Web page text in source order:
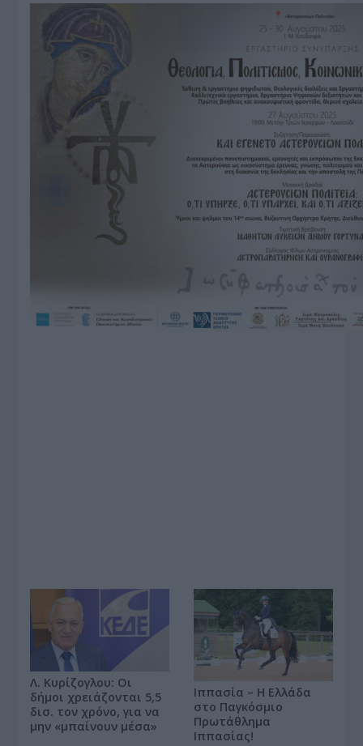
Λ. Κυρίζογλου: Οι
δήμοι χρειάζονται 5,5
δισ. τον χρόνο, για να
μην «μπαίνουν μέσα»
Ιππασία – Η Ελλάδα
στο Παγκόσμιο
Πρωτάθλημα
Ιππασίας!